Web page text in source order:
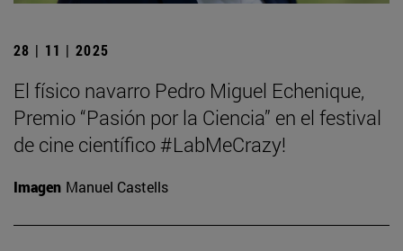
28 | 11 | 2025
El físico navarro Pedro Miguel Echenique,
Premio “Pasión por la Ciencia” en el festival
de cine científico #LabMeCrazy!
Imagen Manuel Castells